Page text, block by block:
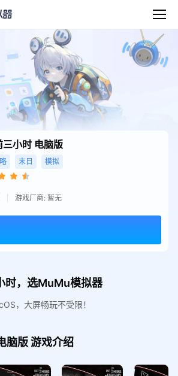
三小时 电脑版
末日 模拟
游戏厂商: 暂无
时，选MuMu模拟器
，大屏畅玩不受限！
脑版游戏介绍